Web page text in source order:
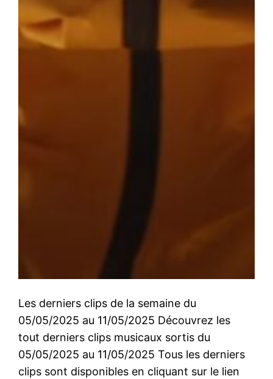
Les derniers clips de la semaine du
05/05/2025 au 11/05/2025 Découvrez les
tout derniers clips musicaux sortis du
05/05/2025 au 11/05/2025 Tous les derniers
clips sont disponibles en cliquant sur le lien